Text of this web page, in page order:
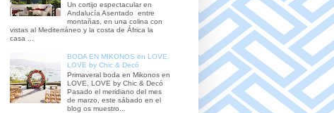
Un cortijo espectacular en
Andalucía Asentado entre
montañas, en una colina con
vistas al Mediterráneo y la costa de África la
casa ...
BODA EN MIKONOS en LOVE,
LOVE by Chic & Decó
Primaveral boda en Mikonos en
LOVE, LOVE by Chic & Decó
Pasado el meridiano del mes
de marzo, este sábado en el
blog os muestro...